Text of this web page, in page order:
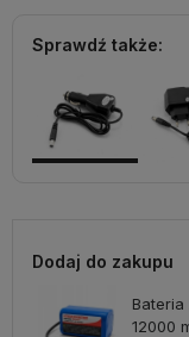
Sprawdź także:
Dodaj do zakupu
12000